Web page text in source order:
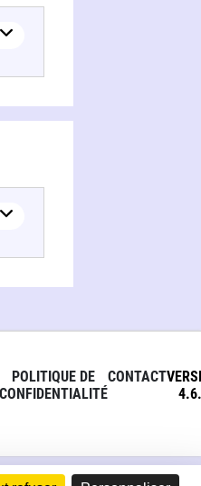
POLITIQUE DE
CONFIDENTIALITÉ
CONTACT